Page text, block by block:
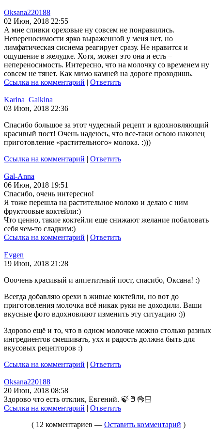
Oksana220188
02 Июн, 2018 22:55
А мне сливки ореховые ну совсем не понравились.
Непереносимости ярко выраженной у меня нет, но
лимфатическая сисиема реагирует сразу. Не нравится и
ощущение в желудке. Хотя, может это она и есть –
непереносимость. Интересно, что на молочку со временем ну
совсем не тянет. Как мимо камней на дороге проходишь.
Ссылка на комментарий | Ответить
Karina_Galkina
03 Июн, 2018 22:36
Спасибо большое за этот чудесный рецепт и вдохновляющий
красивый пост! Очень надеюсь, что все-таки освою наконец
приготовление «растительного» молока. :)))
Ссылка на комментарий | Ответить
Gal-Anna
06 Июн, 2018 19:51
Спасибо, очень интересно!
Я тоже перешла на растительное молоко и делаю с ним
фруктоовые коктейли:)
Что ценно, такие коктейли еще снижают желание побаловать
себя чем-то сладким:)
Ссылка на комментарий | Ответить
Evgen
19 Июн, 2018 21:28
Ооочень красивый и аппетитный пост, спасибо, Оксана! :)
Всегда добавляю орехи в живые коктейли, но вот до
приготовления молочка всё никак руки не доходили. Ваши
вкусные фото вдохновляют изменить эту ситуацию :))
Здорово ещё и то, что в одном молочке можно столько разных
ингредиентов смешивать, ухх и радость должна быть для
вкусовых рецепторов :)
Ссылка на комментарий | Ответить
Oksana220188
20 Июн, 2018 08:58
Здорово что есть отклик, Евгений. 🍃🥛👌🏻
Ссылка на комментарий | Ответить
( 12 комментариев — Оставить комментарий )